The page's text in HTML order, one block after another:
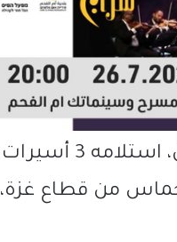
وفي وقت سابق الأحد، أعلن الجيش الإسرائيلي، في بيان، استلامه 3 أسيرات
حماس من قطاع غزة،